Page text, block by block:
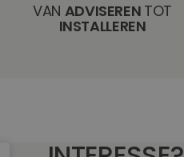
VAN ADVISEREN TOT
INSTALLEREN